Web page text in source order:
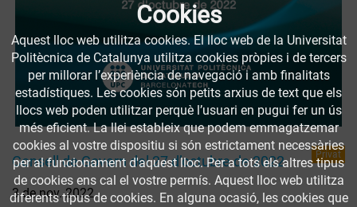
Consell de Govern del 27 d’octubre de 2022 Privat
3 de nov. 2022
Cookies
Aquest lloc web utilitza cookies. El lloc web de la Universitat
Politècnica de Catalunya utilitza cookies pròpies i de tercers
per millorar l’experiència de navegació i amb finalitats
estadístiques. Les cookies són petits arxius de text que els
llocs web poden utilitzar perquè l’usuari en pugui fer un ús
més eficient. La llei estableix que podem emmagatzemar
cookies al vostre dispositiu si són estrictament necessàries
per al funcionament d'aquest lloc. Per a tots els altres tipus
de cookies ens cal el vostre permís. Aquest lloc web utilitza
diferents tipus de cookies. En alguna ocasió, les cookies que